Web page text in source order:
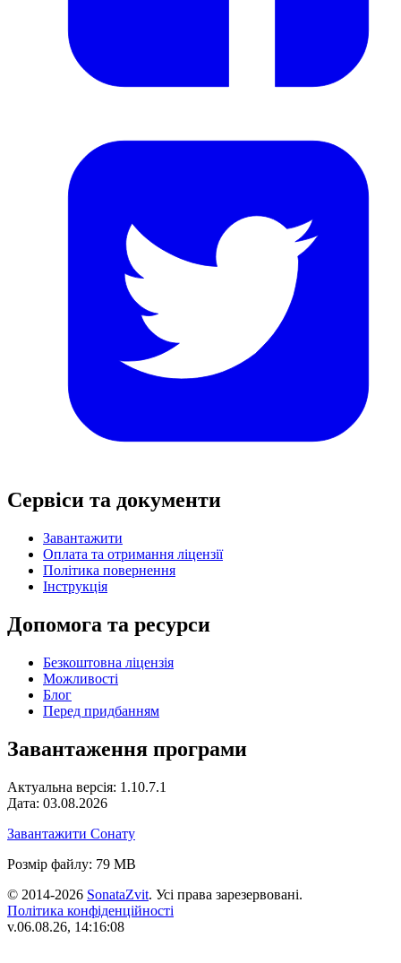
Сервіси та документи
Завантажити
Оплата та отримання ліцензії
Політика повернення
Інструкція
Допомога та ресурси
Безкоштовна ліцензія
Можливості
Блог
Перед придбанням
Завантаження програми
Актуальна версія: 1.10.7.1
Дата: 03.08.2026
Завантажити Сонату
Розмір файлу: 79 MB
© 2014-2026 SonataZvit. Усі права зарезервовані.
Політика конфіденційності
v.06.08.26, 14:16:08